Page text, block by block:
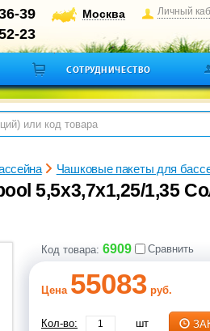
39
23
Москва Личный
СОТРУДНИЧЕСТВО
Чашковые пакеты для
5,5х3,7х1,25/1,35
Код товара: 6909 Сравнить
Цена 55083 руб.
Кол-во: шт